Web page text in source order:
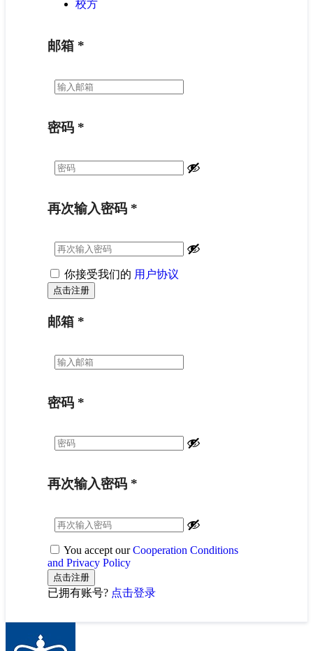
校方
邮箱 *
密码 *
再次输入密码 *
你接受我们的 用户协议
邮箱 *
密码 *
再次输入密码 *
You accept ourCooperation Conditions
and Privacy Policy
已拥有账号? 点击登录